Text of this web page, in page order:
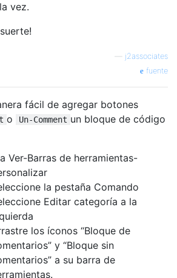
vez.
j2associates
fuente
fácil de agregar botones
o Un-Comment un bloque de código
Ver-Barras de herramientas-
la pestaña Comando
Editar categoría a la
los íconos “Bloque de
y “Bloque sin
a su barra de